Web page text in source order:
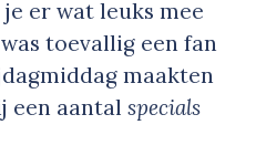
er wat leuks mee
toevallig een fan
maakten
een aantal specials